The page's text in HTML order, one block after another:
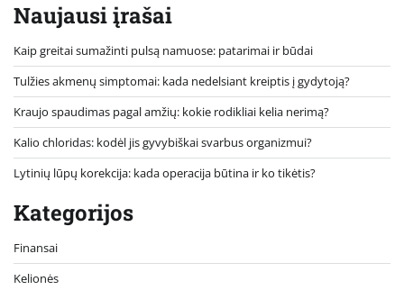
Naujausi įrašai
Kaip greitai sumažinti pulsą namuose: patarimai ir būdai
Tulžies akmenų simptomai: kada nedelsiant kreiptis į gydytoją?
Kraujo spaudimas pagal amžių: kokie rodikliai kelia nerimą?
Kalio chloridas: kodėl jis gyvybiškai svarbus organizmui?
Lytinių lūpų korekcija: kada operacija būtina ir ko tikėtis?
Kategorijos
Finansai
Kelionės